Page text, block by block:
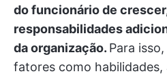
do funcionário de
responsabilidades
da organização. Para
fatores como habilidades,